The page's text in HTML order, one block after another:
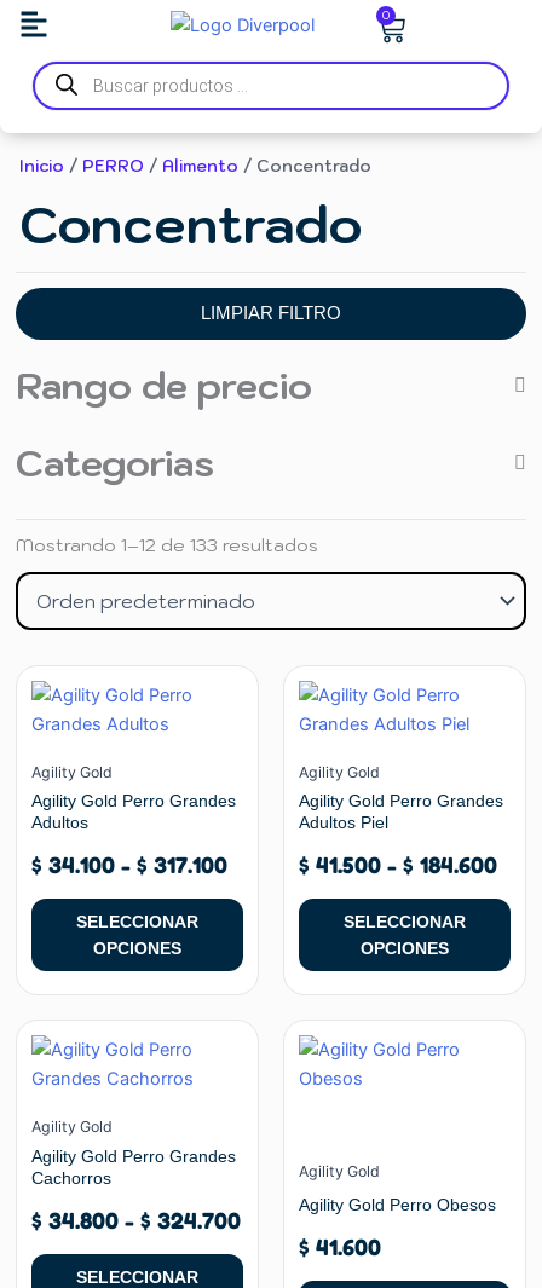
contenido
0
Carrito
Búsqueda
de
productos
Inicio / PERRO / Alimento / Concentrado
Concentrado
LIMPIAR FILTRO
Rango de precio
Categorias
Mostrando 1–12 de 133 resultados
Agility Gold
Agility Gold Perro Grandes
Adultos
$ 34.100 - $ 317.100
precios:
$ 34.100
SELECCIONAR
OPCIONES
Este
producto
tiene
múltiples
variantes.
Las
opciones
se
pueden
en
la
página
de
producto
Agility Gold
Agility Gold Perro Grandes
Adultos Piel
$ 41.500 - $ 184.600
SELECCIONAR
OPCIONES
Este
producto
tiene
múltiples
variantes.
Las
opciones
se
pueden
en
la
página
de
producto
Agility Gold
Agility Gold Perro Grandes
Cachorros
$ 34.800 - $ 324.700
Rango
precios:
hasta
$ 324.700
SELECCIONAR
Este
producto
tiene
múltiples
variantes.
Las
opciones
se
pueden
Agility Gold
Agility Gold Perro Obesos
$ 41.600